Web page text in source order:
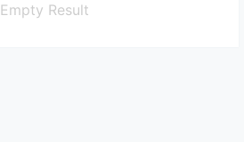
Empty Result